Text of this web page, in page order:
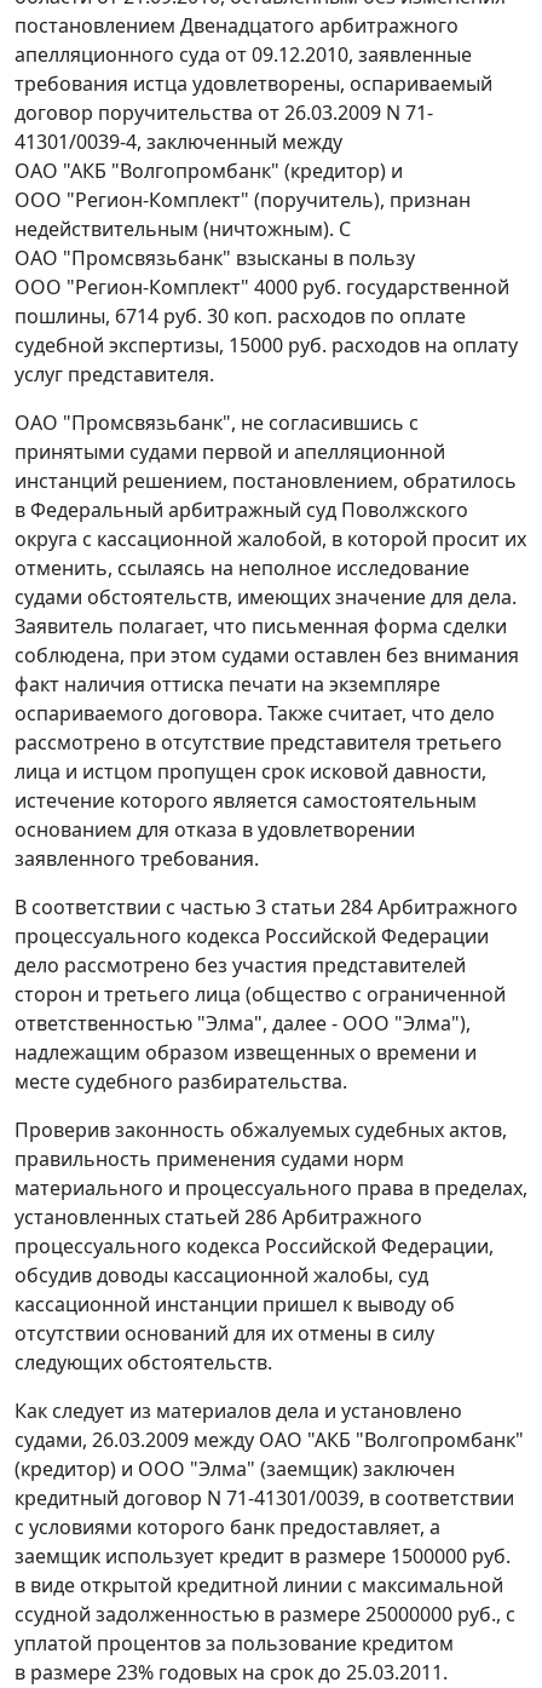
постановлением Двенадцатого арбитражного
апелляционного суда от 09.12.2010, заявленные
требования истца удовлетворены, оспариваемый
договор поручительства от 26.03.2009 N 71-
41301/0039-4, заключенный между
ОАО "АКБ "Волгопромбанк" (кредитор) и
ООО "Регион-Комплект" (поручитель), признан
недействительным (ничтожным). С
ОАО "Промсвязьбанк" взысканы в пользу
ООО "Регион-Комплект" 4000 руб. государственной
пошлины, 6714 руб. 30 коп. расходов по оплате
судебной экспертизы, 15000 руб. расходов на оплату
услуг представителя.
ОАО "Промсвязьбанк", не согласившись с
принятыми судами первой и апелляционной
инстанций решением, постановлением, обратилось
в Федеральный арбитражный суд Поволжского
округа с кассационной жалобой, в которой просит их
отменить, ссылаясь на неполное исследование
судами обстоятельств, имеющих значение для дела.
Заявитель полагает, что письменная форма сделки
соблюдена, при этом судами оставлен без внимания
факт наличия оттиска печати на экземпляре
оспариваемого договора. Также считает, что дело
рассмотрено в отсутствие представителя третьего
лица и истцом пропущен срок исковой давности,
истечение которого является самостоятельным
основанием для отказа в удовлетворении
заявленного требования.
В соответствии с частью 3 статьи 284Арбитражного
процессуального кодекса Российской Федерации
дело рассмотрено без участия представителей
сторон и третьего лица (общество с ограниченной
ответственностью "Элма", далее - ООО "Элма"),
надлежащим образом извещенных о времени и
месте судебного разбирательства.
Проверив законность обжалуемых судебных актов,
правильность применения судами норм
материального и процессуального права в пределах,
установленных статьей 286Арбитражного
процессуального кодекса Российской Федерации,
обсудив доводы кассационной жалобы, суд
кассационной инстанции пришел к выводу об
отсутствии оснований для их отмены в силу
следующих обстоятельств.
Как следует из материалов дела и установлено
судами, 26.03.2009 между ОАО "АКБ "Волгопромбанк"
(кредитор) и ООО "Элма" (заемщик) заключен
кредитный договор N 71-41301/0039, в соответствии
с условиями которого банк предоставляет, а
заемщик использует кредит в размере 1500000 руб.
в виде открытой кредитной линии с максимальной
ссудной задолженностью в размере 25000000 руб., с
уплатой процентов за пользование кредитом
в размере 23% годовых на срок до 25.03.2011.